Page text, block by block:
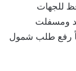
للجهات
ومسفلت
رفع طلب شمول